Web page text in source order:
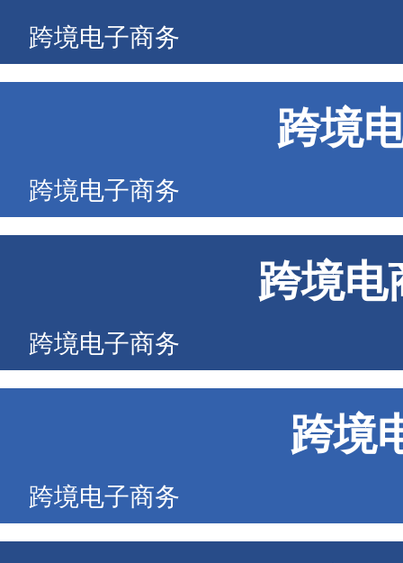
跨境电子商务
跨境
跨境电子商务
跨境
跨境电子商务
跨境
跨境电子商务